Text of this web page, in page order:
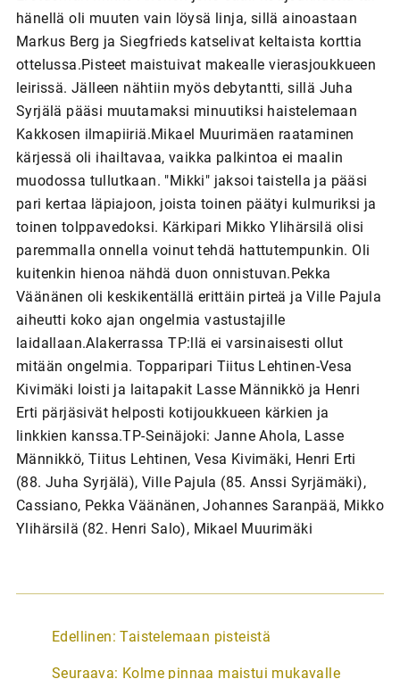
hänellä oli muuten vain löysä linja, sillä ainoastaan
Markus Berg ja Siegfrieds katselivat keltaista korttia
ottelussa.Pisteet maistuivat makealle vierasjoukkueen
leirissä. Jälleen nähtiin myös debytantti, sillä Juha
Syrjälä pääsi muutamaksi minuutiksi haistelemaan
Kakkosen ilmapiiriä.Mikael Muurimäen raataminen
kärjessä oli ihailtavaa, vaikka palkintoa ei maalin
muodossa tullutkaan. "Mikki" jaksoi taistella ja pääsi
pari kertaa läpiajoon, joista toinen päätyi kulmuriksi ja
toinen tolppavedoksi. Kärkipari Mikko Ylihärsilä olisi
paremmalla onnella voinut tehdä hattutempunkin. Oli
kuitenkin hienoa nähdä duon onnistuvan.Pekka
Väänänen oli keskikentällä erittäin pirteä ja Ville Pajula
aiheutti koko ajan ongelmia vastustajille
laidallaan.Alakerrassa TP:llä ei varsinaisesti ollut
mitään ongelmia. Topparipari Tiitus Lehtinen-Vesa
Kivimäki loisti ja laitapakit Lasse Männikkö ja Henri
Erti pärjäsivät helposti kotijoukkueen kärkien ja
linkkien kanssa.TP-Seinäjoki: Janne Ahola, Lasse
Männikkö, Tiitus Lehtinen, Vesa Kivimäki, Henri Erti
(88. Juha Syrjälä), Ville Pajula (85. Anssi Syrjämäki),
Cassiano, Pekka Väänänen, Johannes Saranpää, Mikko
Ylihärsilä (82. Henri Salo), Mikael Muurimäki
A
Edellinen: Taistelemaan pisteistä
Seuraava: Kolme pinnaa maistui mukavalle